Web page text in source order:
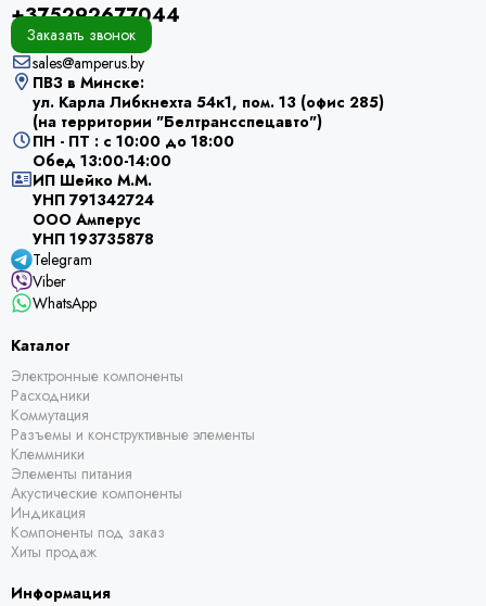
+375292677044
Заказать звонок
sales@amperus.by
ПВЗ в Минске:
ул. Карла Либкнехта 54к1, пом. 13 (офис 285)
(на территории "Белтрансспецавто")
ПН - ПТ : с 10:00 до 18:00
Обед 13:00-14:00
ИП Шейко М.М.
УНП 791342724
ООО Амперус
УНП 193735878
Telegram
Viber
WhatsApp
Каталог
Электронные компоненты
Расходники
Коммутация
Разъемы и конструктивные элементы
Клеммники
Элементы питания
Акустические компоненты
Индикация
Компоненты под заказ
Хиты продаж
Информация